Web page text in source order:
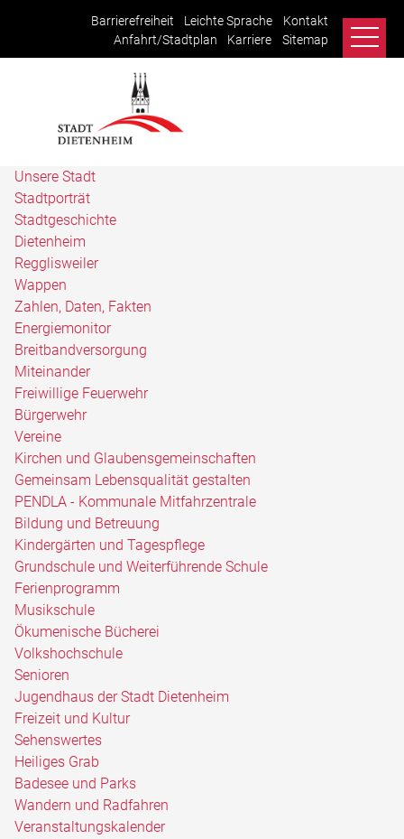
Barrierefreiheit Leichte Sprache
Kontakt
Anfahrt/Stadtplan
Karriere Sitemap
Unsere Stadt
Stadtporträt
Stadtgeschichte
Dietenheim
Regglisweiler
Wappen
Zahlen, Daten, Fakten
Energiemonitor
Breitbandversorgung
Miteinander
Freiwillige Feuerwehr
Bürgerwehr
Vereine
Kirchen und Glaubensgemeinschaften
Gemeinsam Lebensqualität gestalten
PENDLA - Kommunale Mitfahrzentrale
Bildung und Betreuung
Kindergärten und Tagespflege
Grundschule und Weiterführende Schule
Ferienprogramm
Musikschule
Ökumenische Bücherei
Volkshochschule
Senioren
Jugendhaus der Stadt Dietenheim
Freizeit und Kultur
Sehenswertes
Heiliges Grab
Badesee und Parks
Wandern und Radfahren
Veranstaltungskalender